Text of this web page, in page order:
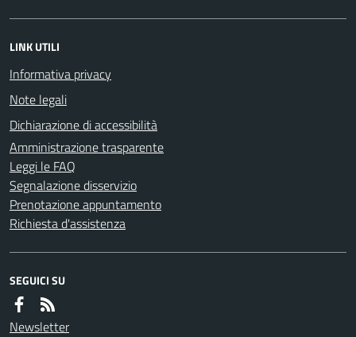
LINK UTILI
Informativa privacy
Note legali
Dichiarazione di accessibilità
Amministrazione trasparente
Leggi le FAQ
Segnalazione disservizio
Prenotazione appuntamento
Richiesta d'assistenza
SEGUICI SU
Newsletter